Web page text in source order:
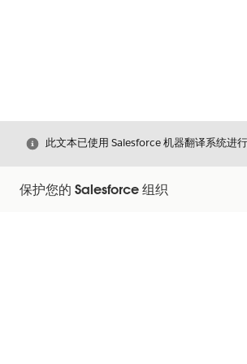
关闭
此文本已使用 Salesforce 机器翻译系统进
保护您的 Salesforce 组织